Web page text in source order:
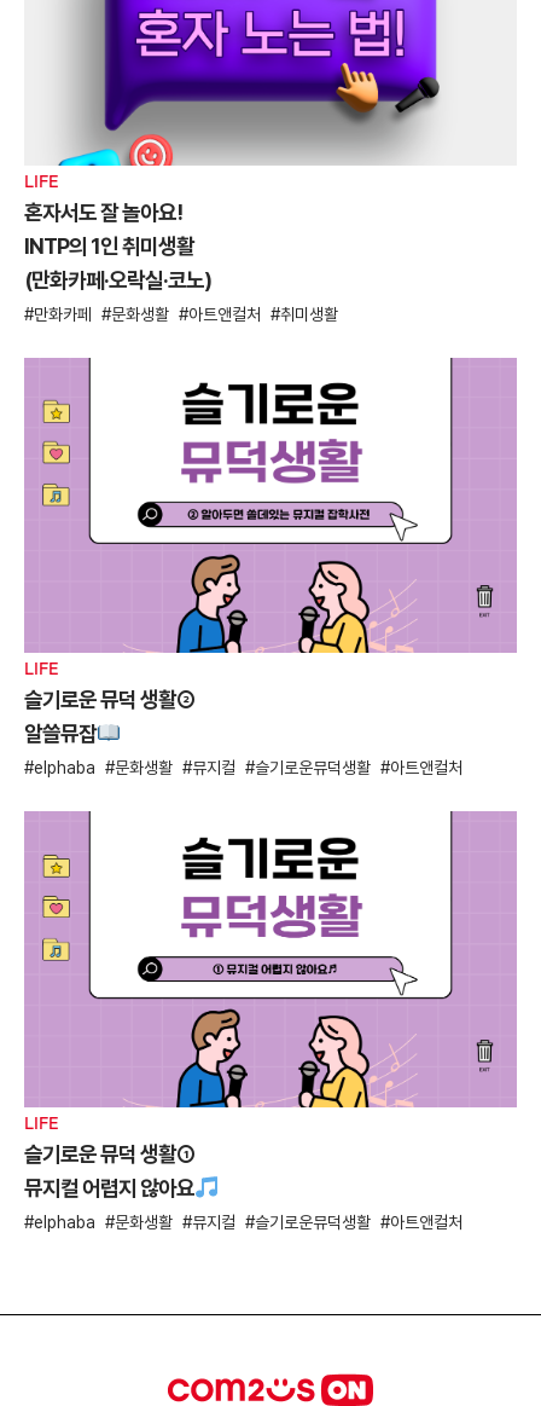
LIFE
혼자서도 잘 놀아요!
INTP의 1인 취미생활
(만화카페·오락실·코노)
만화카페 문화생활 아트앤컬처 취미생활
LIFE
슬기로운 뮤덕 생활②
알쓸뮤잡
elphaba 문화생활 뮤지컬 슬기로운뮤덕생활 아트앤컬처
LIFE
슬기로운 뮤덕 생활①
뮤지컬 어렵지 않아요
elphaba 문화생활 뮤지컬 슬기로운뮤덕생활 아트앤컬처